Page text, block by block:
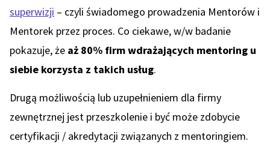
superwizji – czyli świadomego prowadzenia Mentorów i
Mentorek przez proces. Co ciekawe, w/w badanie
pokazuje, że aż 80% firm wdrażających mentoring u
siebie korzysta z takich usług.
Drugą możliwością lub uzupełnieniem dla firmy
zewnętrznej jest przeszkolenie i być może zdobycie
certyfikacji / akredytacji związanych z mentoringiem.